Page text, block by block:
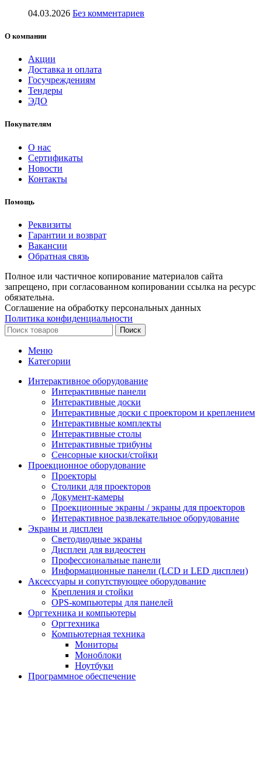
04.03.2026 Без комментариев
О компании
Акции
Доставка и оплата
Госучреждениям
Тендеры
ЭДО
Покупателям
О нас
Сертификаты
Новости
Контакты
Помощь
Реквизиты
Гарантии и возврат
Вакансии
Обратная связь
Полное или частичное копирование материалов сайта
запрещено, при согласованном копировании ссылка на ресурс
обязательна.
Соглашение на обработку персональных данных
Политика конфиденциальности
Поиск
Меню
Категории
Интерактивное оборудование
Интерактивные панели
Интерактивные доски
Интерактивные доски с проектором и креплением
Интерактивные комплекты
Интерактивные столы
Интерактивные трибуны
Сенсорные киоски/стойки
Проекционное оборудование
Проекторы
Столики для проекторов
Документ-камеры
Проекционные экраны / экраны для проекторов
Интерактивное развлекательное оборудование
Экраны и дисплеи
Светодиодные экраны
Дисплеи для видеостен
Профессиональные панели
Информационные панели (LCD и LED дисплеи)
Аксессуары и сопутствующее оборудование
Крепления и стойки
OPS-компьютеры для панелей
Оргтехника и компьютеры
Оргтехника
Компьютерная техника
Мониторы
Моноблоки
Ноутбуки
Программное обеспечение